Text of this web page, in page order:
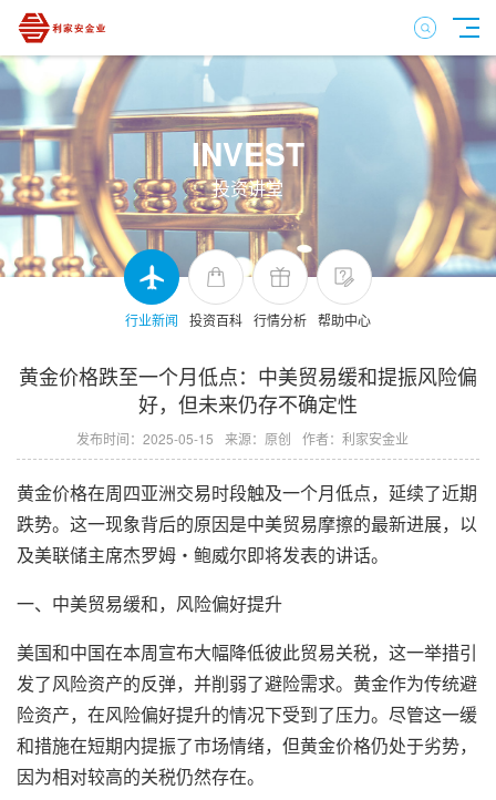
INVEST
投资讲堂
行业新闻 投资百科 行情分析 帮助中心
黄金价格跌至一个月低点：中美贸易缓和提振风险偏
好，但未来仍存不确定性
发布时间：2025-05-15 来源：原创 作者：利家安金业
黄金价格在周四亚洲交易时段触及一个月低点，延续了近期
跌势。这一现象背后的原因是中美贸易摩擦的最新进展，以
及美联储主席杰罗姆・鲍威尔即将发表的讲话。
一、中美贸易缓和，风险偏好提升
美国和中国在本周宣布大幅降低彼此贸易关税，这一举措引
发了风险资产的反弹，并削弱了避险需求。黄金作为传统避
险资产，在风险偏好提升的情况下受到了压力。尽管这一缓
和措施在短期内提振了市场情绪，但黄金价格仍处于劣势，
因为相对较高的关税仍然存在。